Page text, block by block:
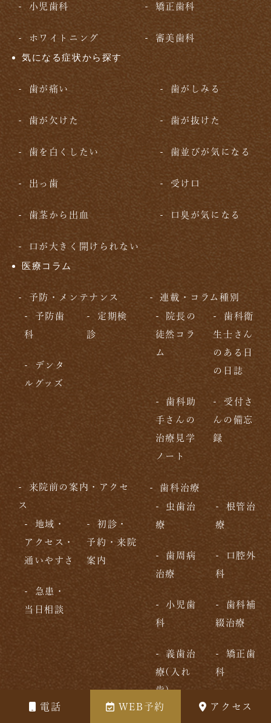
電話 WEB予約 アクセス
小児歯科 矯正歯科
ホワイトニング 審美歯科
気になる症状から探す
歯が痛い 歯がしみる
歯が欠けた 歯が抜けた
歯を白くしたい 歯並びが気になる
出っ歯 受け口
歯茎から出血 口臭が気になる
口が大きく開けられない
医療コラム
予防・メンテナンス
予防歯
科
定期検
診
デンタ
ルグッズ
連載・コラム種別
院長の
徒然コラ
ム
歯科衛
生士さん
のある日
の日誌
歯科助
手さんの
治療見学
ノート
受付さ
んの備忘
録
来院前の案内・アクセ
ス
地域・
アクセス・
通いやすさ
初診・
予約・来院
案内
急患・
当日相談
歯科治療
虫歯治
療
根管治
療
歯周病
治療
口腔外
科
小児歯
科
歯科補
綴治療
義歯治
療(入れ
歯)
矯正歯
科